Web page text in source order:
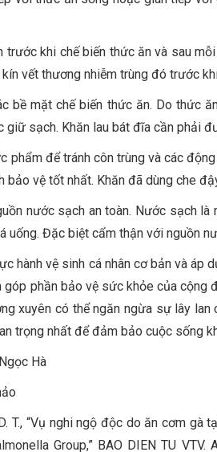
trước khi chế biến thức ăn và sau
vết thương nhiễm trùng đó trước
bề mặt chế biến thức ăn. Do thức
giữ sạch. Khăn lau bát đĩa cần phải
phẩm để tránh côn trùng và các
bảo vệ tốt nhất. Khăn đã dùng che
nước sạch an toàn. Nước sạch
uống. Đặc biệt cẩm thận với nguồn
hành vệ sinh cá nhân cơ bản và
góp phần bảo vệ sức khỏe của cộng
xuyên có thể ngăn ngừa sự lây lan
trọng nhất để đảm bảo cuộc sống
Hà
“Vụ nghi ngộ độc do ăn cơm gà
Group,” BAO DIEN TU